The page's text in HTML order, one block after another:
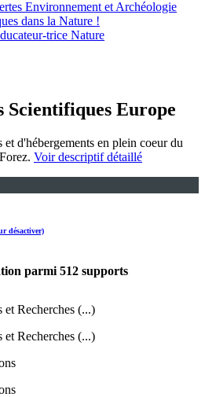
Environnement et Archéologie
dans la Nature !
trice Nature
Scientifiques Europe
d'hébergements en plein coeur du
Voir descriptif détaillé
désactiver)
parmi 512 supports
et Recherches (...)
et Recherches (...)